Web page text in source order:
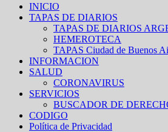
INICIO
TAPAS DE DIARIOS
TAPAS DE DIARIOS
HEMEROTECA
TAPAS Ciudad de Buenos
INFORMACION
SALUD
CORONAVIRUS
SERVICIOS
BUSCADOR DE
CODIGO
Política de Privacidad